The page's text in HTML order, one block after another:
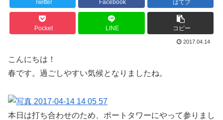
Twitter Facebook はてブ
Pocket LINE コピー
2017.04.14
こんにちは！
春です。過ごしやすい気候となりましたね。
本日は打ち合わせのため、ポートタワーにやって参りまし